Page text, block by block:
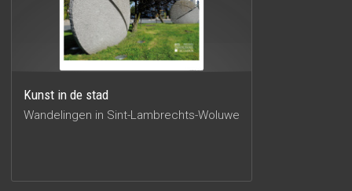
Kunst in de stad
Wandelingen in Sint-Lambrechts-Woluwe